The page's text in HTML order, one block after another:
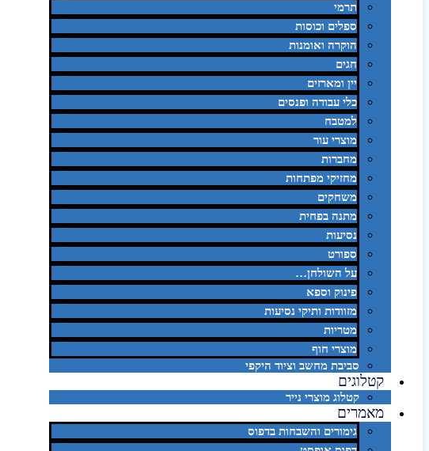
תרמי
ספלים וכוסות
הוקרה ואומנות
חגים
יין ומארזים
כלי עבודה ופנסים
למטבח
מוצרי עור
מחברות
מחזיקי מפתחות
משחקים
מתנה בפחית
נסיעות
ספורט
על השולחן…
פינוק וספא
מזוודות ותיקי נסיעות
מטריות
מוצרי חוף
סביבת מחשב וציוד היקפי
קטלוגים
קטלוג מוצרי נייר
מאמרים
גימורים והשבחות בדפוס